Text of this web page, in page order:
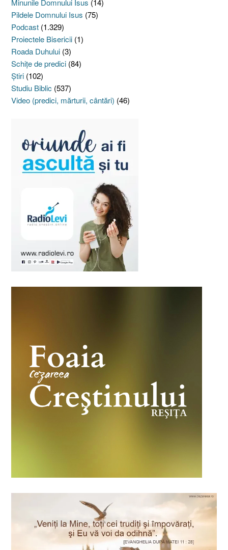
Pildele Domnului Isus (75)
Podcast (1.329)
Proiectele Bisericii (1)
Roada Duhului (3)
Schiţe de predici (84)
Ştiri (102)
Studiu Biblic (537)
Video (predici, mărturii, cântări) (46)